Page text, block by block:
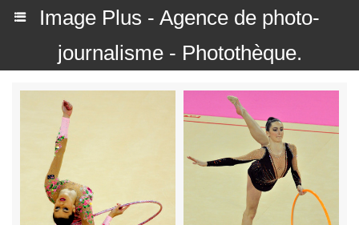
Image Plus - Agence de photo-
journalisme - Photothèque.